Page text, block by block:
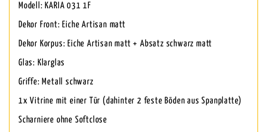
Modell: KARIA 031 1F
Dekor Front: Eiche Artisan matt
Dekor Korpus: Eiche Artisan matt + Absatz schwarz matt
Glas: Klarglas
Griffe: Metall schwarz
1x Vitrine mit einer Tür (dahinter 2 feste Böden aus Spanplatte)
Scharniere ohne Softclose